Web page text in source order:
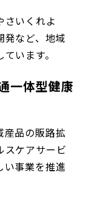
さいくれよ
発など、地域
います。
一体型健康
産品の販路拡
スケアサービ
い事業を推進